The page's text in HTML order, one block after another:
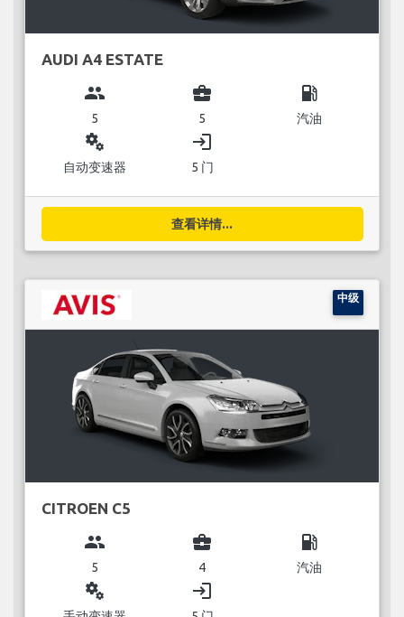
AUDI A4 ESTATE
group
5
business_center
5
local_gas_station
汽油
miscellaneous_services
自动变速器
login
5 门
查看详情...
中级
CITROEN C5
group
5
business_center
4
local_gas_station
汽油
miscellaneous_services login